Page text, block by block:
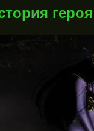
героя